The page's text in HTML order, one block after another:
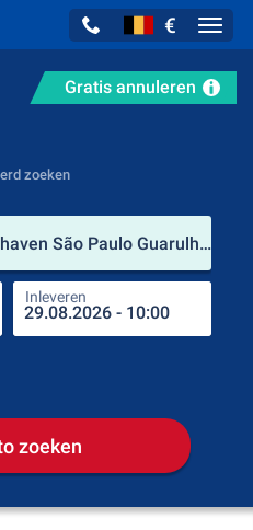
€
Gratis annuleren
zoeken
Internationale Luchthaven São Paulo Guarulhos (São Paulo / Brazilië)
Inleveren
zoeken